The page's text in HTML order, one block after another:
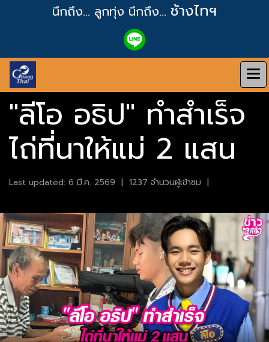
นึกถึง... ลูกทุ่ง นึกถึง... ช้างไทฯ
"ลีโอ อธิป" ทำสำเร็จ
ไถ่ที่นาให้แม่ 2 แสน
Last updated: 6 มี.ค. 2569 | 1237 จำนวนผู้เข้าชม |